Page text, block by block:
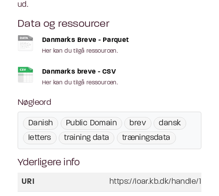
ud.
Data og ressourcer
Danmarks Breve - Parquet
Her kan du tilgå ressourcen.
Danmarks breve - CSV
Her kan du tilgå ressourcen.
Nøgleord
Danish Public Domain brev
dansk
letters
training data træningsdata
Yderligere info
URI https://loar.kb.dk/handle/1902/